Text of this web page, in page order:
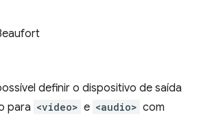
definir o dispositivo de saída
para <video> e <audio> com